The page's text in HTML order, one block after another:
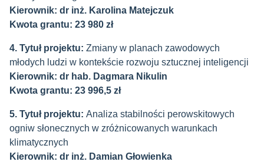
Kierownik: dr inż. Karolina Matejczuk
Kwota grantu: 23 980 zł
4. Tytuł projektu: Zmiany w planach zawodowych
młodych ludzi w kontekście rozwoju sztucznej inteligencji
Kierownik: dr hab. Dagmara Nikulin
Kwota grantu: 23 996,5 zł
5. Tytuł projektu: Analiza stabilności perowskitowych
ogniw słonecznych w zróżnicowanych warunkach
klimatycznych
Kierownik: dr inż. Damian Głowienka